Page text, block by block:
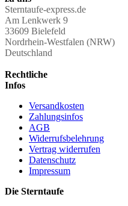
Sterntaufe-express.de
Am Lenkwerk 9
33609 Bielefeld
Nordrhein-Westfalen (NRW)
Deutschland
Rechtliche
Infos
Versandkosten
Zahlungsinfos
AGB
Widerrufsbelehrung
Vertrag widerrufen
Datenschutz
Impressum
Die Sterntaufe